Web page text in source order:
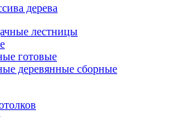
дерева
лестницы
готовые
деревянные сборные